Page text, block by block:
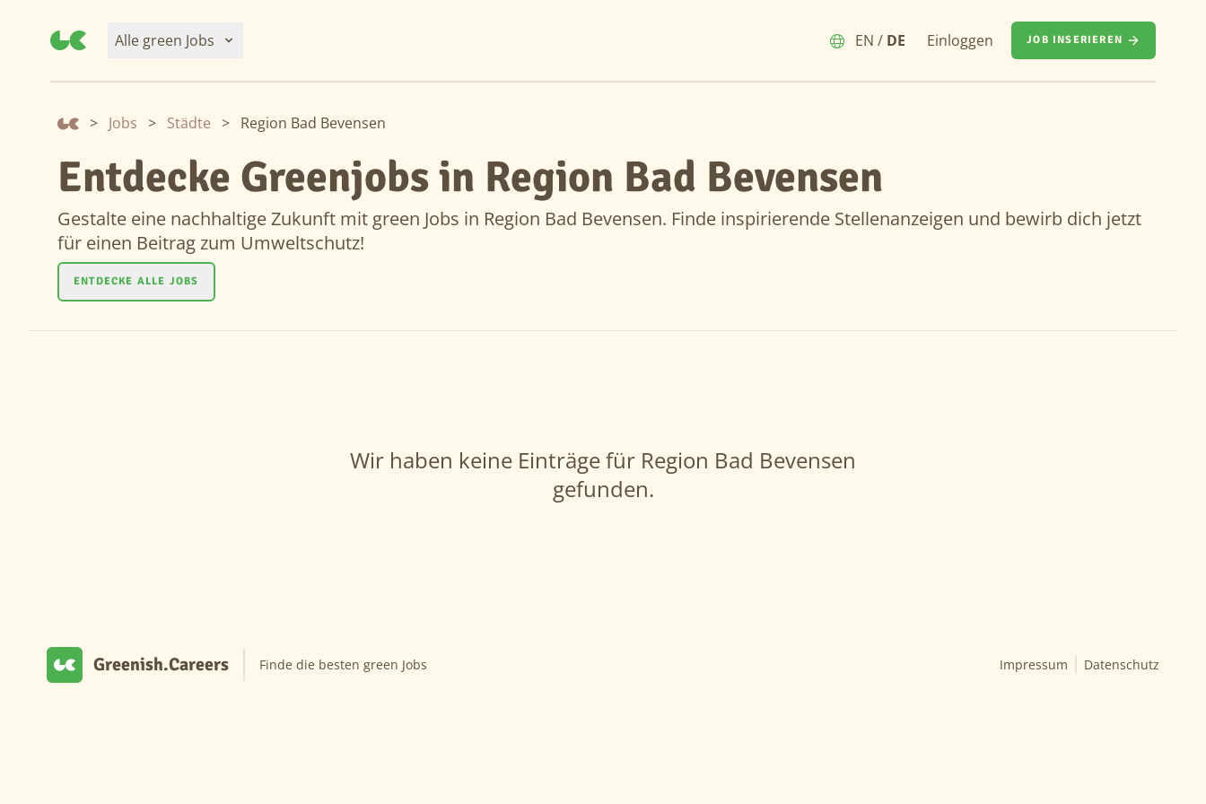
Alle green Jobs EN / DE Einloggen JOB INSERIEREN
> Jobs > Städte > Region Bad Bevensen
Entdecke Greenjobs in Region Bad Bevensen
Gestalte eine nachhaltige Zukunft mit green Jobs in Region Bad Bevensen. Finde inspirierende Stellenanzeigen und bewirb dich jetzt
für einen Beitrag zum Umweltschutz!
ENTDECKE ALLE JOBS
Wir haben keine Einträge für Region Bad Bevensen
gefunden.
Greenish.Careers Finde die besten green Jobs Impressum Datenschutz